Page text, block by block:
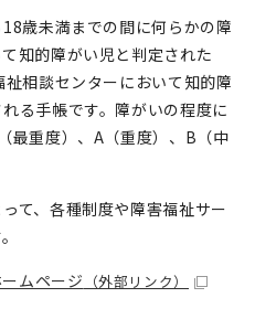
歳未満までの間に何らかの障
知的障がい児と判定された
相談センターにおいて知的障
る手帳です。障がいの程度に
最重度）、A（重度）、B（中
て、各種制度や障害福祉サー
ムページ （外部リンク）